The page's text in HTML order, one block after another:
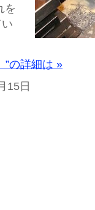
を
の詳細は »
15日